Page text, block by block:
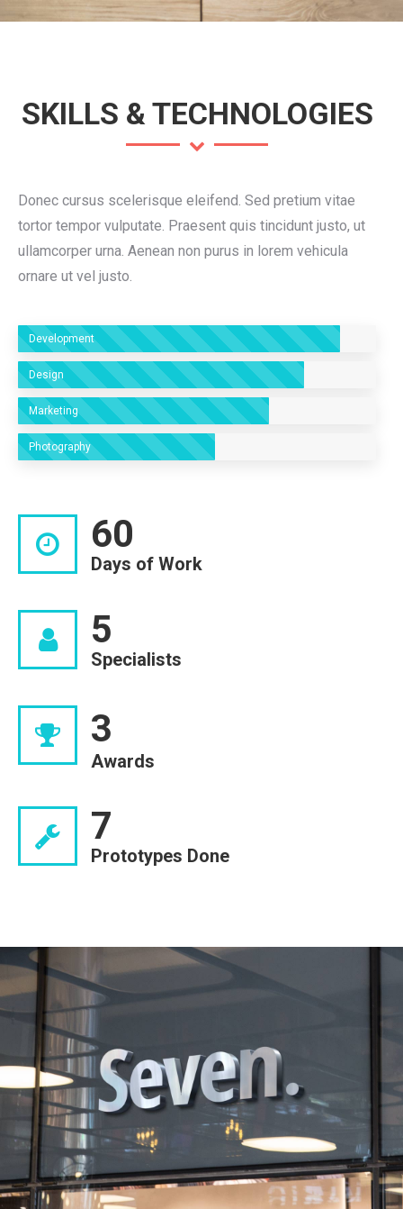
SKILLS & TECHNOLOGIES
Donec cursus scelerisque eleifend. Sed pretium vitae
tortor tempor vulputate. Praesent quis tincidunt justo, ut
ullamcorper urna. Aenean non purus in lorem vehicula
ornare ut vel justo.
Development
Design
Marketing
Photography
60
Days of Work
5
Specialists
3
Awards
7
Prototypes Done